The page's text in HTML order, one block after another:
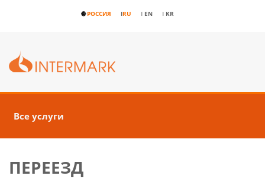
🌐РОССИЯ IRU I EN I KR
Все услуги
ПЕРЕЕЗД